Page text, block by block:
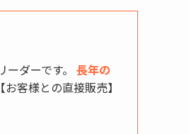
ダーです。 長年の
客様との直接販売】